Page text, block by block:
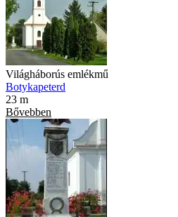
Világháborús emlékmű
Botykapeterd
23 m
Bővebben